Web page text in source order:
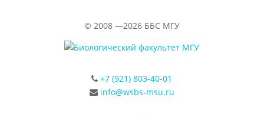
© 2008 —2026 ББС МГУ
+7 (921) 803-40-01
info@wsbs-msu.ru